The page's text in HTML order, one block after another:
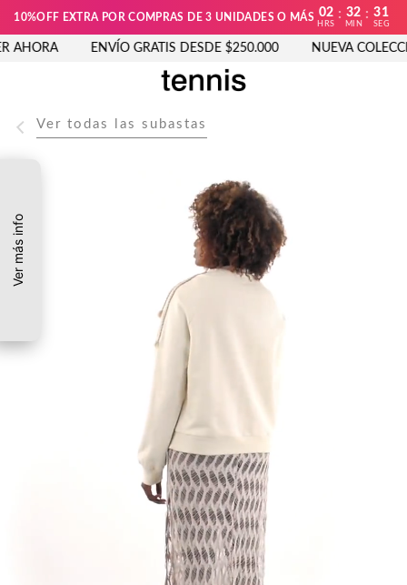
10%OFF EXTRA POR COMPRAS DE 3 UNIDADES O MÁS 02
HRS
: 32
MIN
: 31
SEG
AHORA ENVÍO GRATIS DESDE $250.000 NUEVA
Ver todas las subastas
Ver más info